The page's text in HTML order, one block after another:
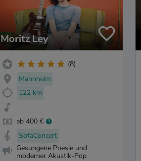
Moritz Ley
(8)
Mannheim
122 km
ab 400 €
SofaConcert
Gesungene Poesie und
moderner Akustik-Pop